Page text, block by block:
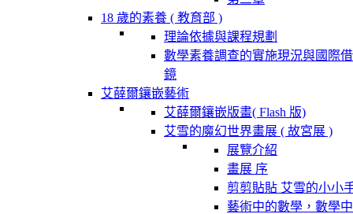
18 歲的素養 ( 教育部 )
理論依據與課程規劃
數學素養調查的實施現況與國際借
鏡
艾薛爾鑲嵌藝術
艾薛爾鑲嵌版畫( Flash 版)
艾雪的魔幻世界畫展 ( 故宮展 )
展覽介紹
畫展 序
剪剪貼貼 艾雪的小小
藝術中的數學，數學